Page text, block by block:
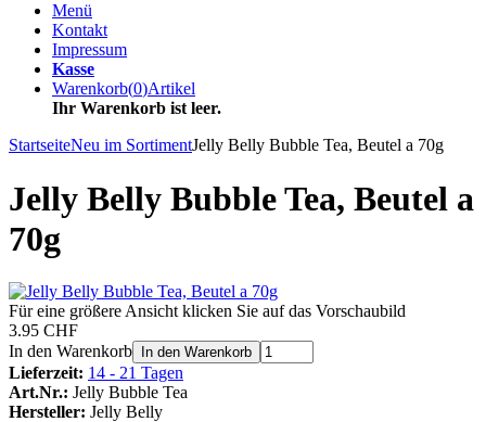
Menü
Kontakt
Impressum
Kasse
Warenkorb(0)Artikel
Ihr Warenkorb ist leer.
StartseiteNeu im SortimentJelly Belly Bubble Tea, Beutel a 70g
Jelly Belly Bubble Tea, Beutel a
70g
Für eine größere Ansicht klicken Sie auf das Vorschaubild
3.95 CHF
In den Warenkorb
In den Warenkorb
Lieferzeit: 14 - 21 Tagen
Art.Nr.: Jelly Bubble Tea
Hersteller: Jelly Belly